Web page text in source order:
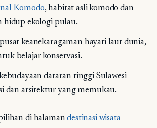
Komodo, habitat asli komodo dan
hidup ekologi pulau.
keanekaragaman hayati laut dunia,
belajar konservasi.
dataran tinggi Sulawesi
dan arsitektur yang memukau.
di halamandestinasi wisata